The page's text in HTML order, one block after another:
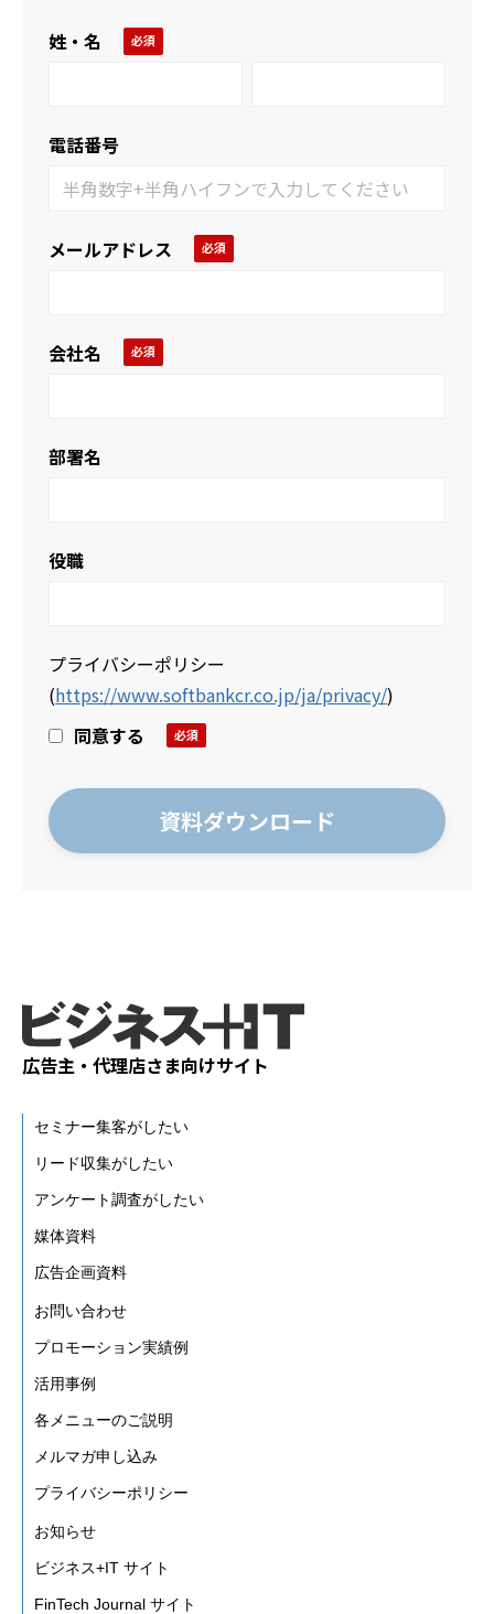
姓・名
電話番号
メールアドレス
会社名
部署名
役職
プライバシーポリシー
(https://www.softbankcr.co.jp/ja/privacy/)
同意する
広告主・代理店さま向けサイト
セミナー集客がしたい
リード収集がしたい
アンケート調査がしたい
媒体資料
広告企画資料
お問い合わせ
プロモーション実績例
活用事例
各メニューのご説明
メルマガ申し込み
プライバシーポリシー
お知らせ
ビジネス+IT サイト
FinTech Journal サイト